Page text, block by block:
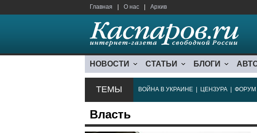
Главная О нас Архив
НОВОСТИ СТАТЬИ БЛОГИ
ТЕМЫ ВОЙНА В УКРАИНЕ ЦЕНЗУРА ФОРУМ
Власть